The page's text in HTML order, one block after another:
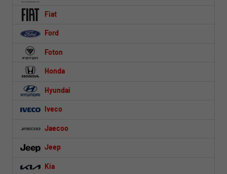
Fiat
Ford
Foton
Honda
Hyundai
Iveco
Jaecoo
Jeep
Kia